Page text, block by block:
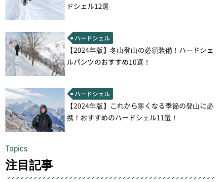
ドシェル12選
ハードシェル
【2024年版】冬山登山の必須装備！ハードシェ
ルパンツのおすすめ10選！
ハードシェル
【2024年版】これから寒くなる季節の登山に必
携！おすすめのハードシェル11選！
Topics
注目記事